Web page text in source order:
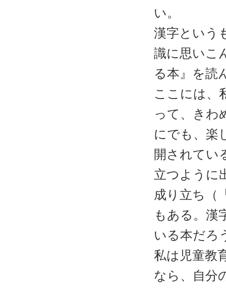
い。
漢字という
識に思いこ
る本』を読
ここには、
って、きわ
にでも、楽
開されてい
立つように
成り立ち（
もある。漢
いる本だろ
私は児童教
なら、自分